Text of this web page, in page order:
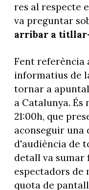
res al respecte
va preguntar
arribar a
Fent referència
informatius de
tornar a
a Catalunya. És
21:00h, que
aconseguir una
d'audiència de
detall va sumar
espectadors de
quota de